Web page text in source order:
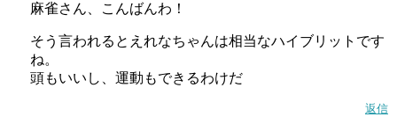
麻雀さん、こんばんわ！
そう言われるとえれなちゃんは相当なハイブリットです
ね。
頭もいいし、運動もできるわけだ
返信